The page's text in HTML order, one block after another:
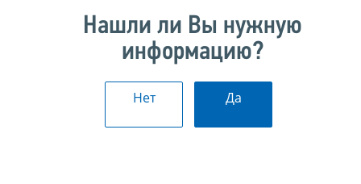
Нашли ли Вы нужную
информацию?
Нет Да